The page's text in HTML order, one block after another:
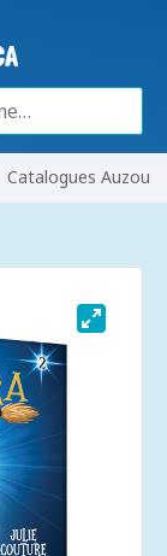
Catalogues Auzou